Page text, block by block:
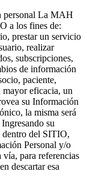
personal La MAH
a los fines de:
prestar un servicio
realizar
subscripciones,
de información
paciente,
eficacia, un
su Información
la misma será
su
dentro del SITIO,
Personal y/o
para referencias
descartar esa